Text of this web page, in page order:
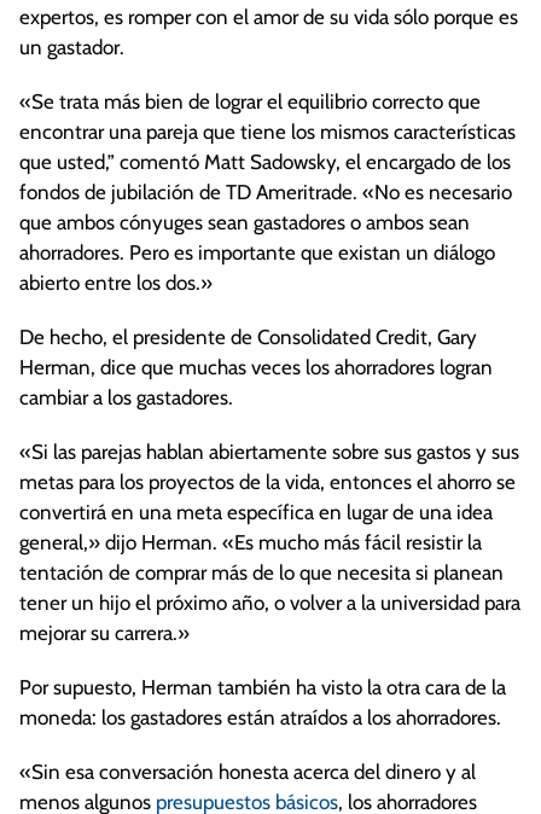
expertos, es romper con el amor de su vida sólo porque es
un gastador.
«Se trata más bien de lograr el equilibrio correcto que
encontrar una pareja que tiene los mismos características
que usted,” comentó Matt Sadowsky, el encargado de los
fondos de jubilación de TD Ameritrade. «No es necesario
que ambos cónyuges sean gastadores o ambos sean
ahorradores. Pero es importante que existan un diálogo
abierto entre los dos.»
De hecho, el presidente de Consolidated Credit, Gary
Herman, dice que muchas veces los ahorradores logran
cambiar a los gastadores.
«Si las parejas hablan abiertamente sobre sus gastos y sus
metas para los proyectos de la vida, entonces el ahorro se
convertirá en una meta específica en lugar de una idea
general,» dijo Herman. «Es mucho más fácil resistir la
tentación de comprar más de lo que necesita si planean
tener un hijo el próximo año, o volver a la universidad para
mejorar su carrera.»
Por supuesto, Herman también ha visto la otra cara de la
moneda: los gastadores están atraídos a los ahorradores.
«Sin esa conversación honesta acerca del dinero y al
menos algunos presupuestos básicos, los ahorradores